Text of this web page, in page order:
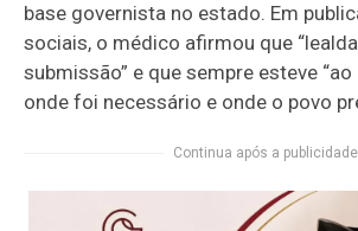
base governista no estado. Em
sociais, o médico afirmou que
submissão” e que sempre esteve
onde foi necessário e onde o povo
Continua após a publicidade